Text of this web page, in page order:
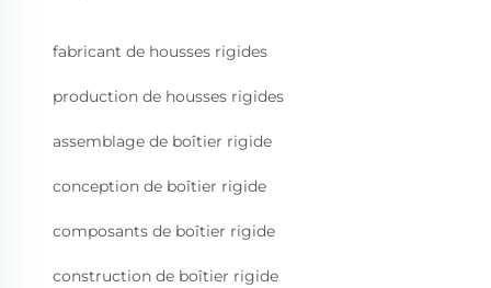
fabricant de housses rigides
production de housses rigides
assemblage de boîtier rigide
conception de boîtier rigide
composants de boîtier rigide
construction de boîtier rigide